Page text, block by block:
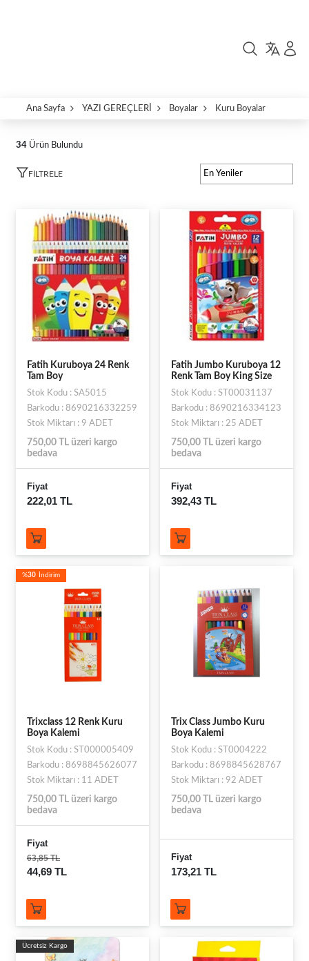
Ana Sayfa YAZI GEREÇLERİ Boyalar Kuru Boyalar
34 Ürün Bulundu
FILTRELE
Fatih Kuruboya 24 Renk
Tam Boy
Stok Kodu : SA5015
Barkodu : 8690216332259
Stok Miktarı : 9 ADET
750,00 TL üzeri kargo
bedava
Fiyat
222,01 TL
Fatih Jumbo Kuruboya 12
Renk Tam Boy King Size
Stok Kodu : ST00031137
Barkodu : 8690216334123
Stok Miktarı : 25 ADET
750,00 TL üzeri kargo
bedava
Fiyat
392,43 TL
%30 İndirim
Trixclass 12 Renk Kuru
Boya Kalemi
Stok Kodu : ST000005409
Barkodu : 8698845626077
Stok Miktarı : 11 ADET
750,00 TL üzeri kargo
bedava
Fiyat
63,85 TL
44,69 TL
Trix Class Jumbo Kuru
Boya Kalemi
Stok Kodu : ST0004222
Barkodu : 8698845628767
Stok Miktarı : 92 ADET
750,00 TL üzeri kargo
bedava
Fiyat
173,21 TL
Ücretsiz Kargo